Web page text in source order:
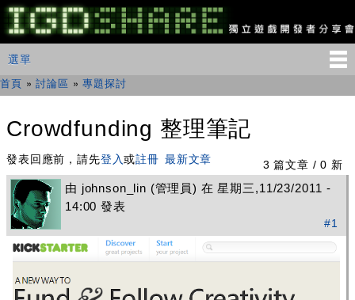
移
至
主
IGDSHARE
獨
遊
發
分
享
主選單
選單
您在這裡
首頁 »討論區 »專題探討
Crowdfunding 整理筆記
3 篇文章 / 0 新
發表回應前，請先登入或註冊 最新文章
由 johnson_lin (管理員) 在 星期三,11/23/2011 -
14:00 發表
#1